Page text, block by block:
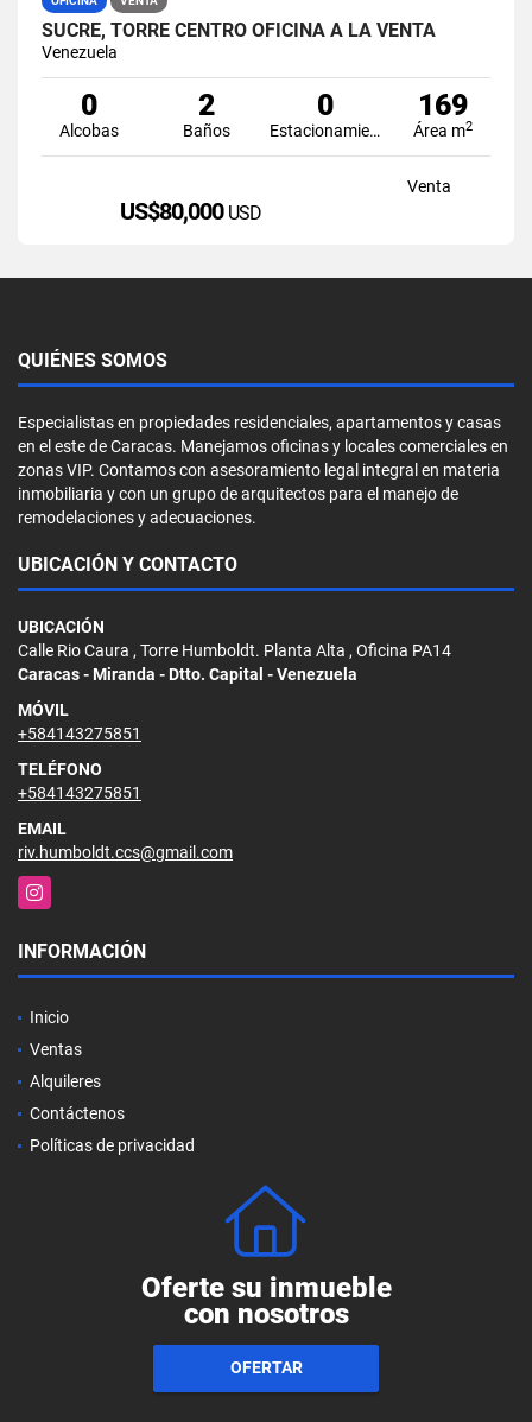
SUCRE, TORRE CENTRO OFICINA A LA VENTA
Venezuela
0
Alcobas
2
Baños
0
Estacionamiento
169
Área m2
Venta
US$80,000 USD
QUIÉNES SOMOS
Especialistas en propiedades residenciales, apartamentos y casas
en el este de Caracas. Manejamos oficinas y locales comerciales en
zonas VIP. Contamos con asesoramiento legal integral en materia
inmobiliaria y con un grupo de arquitectos para el manejo de
remodelaciones y adecuaciones.
UBICACIÓN Y CONTACTO
UBICACIÓN
Calle Rio Caura , Torre Humboldt. Planta Alta , Oficina PA14
Caracas - Miranda - Dtto. Capital - Venezuela
MÓVIL
+584143275851
TELÉFONO
+584143275851
EMAIL
riv.humboldt.ccs@gmail.com
Instagram
INFORMACIÓN
Inicio
Ventas
Alquileres
Contáctenos
Políticas de privacidad
Oferte su inmueble
con nosotros
OFERTAR